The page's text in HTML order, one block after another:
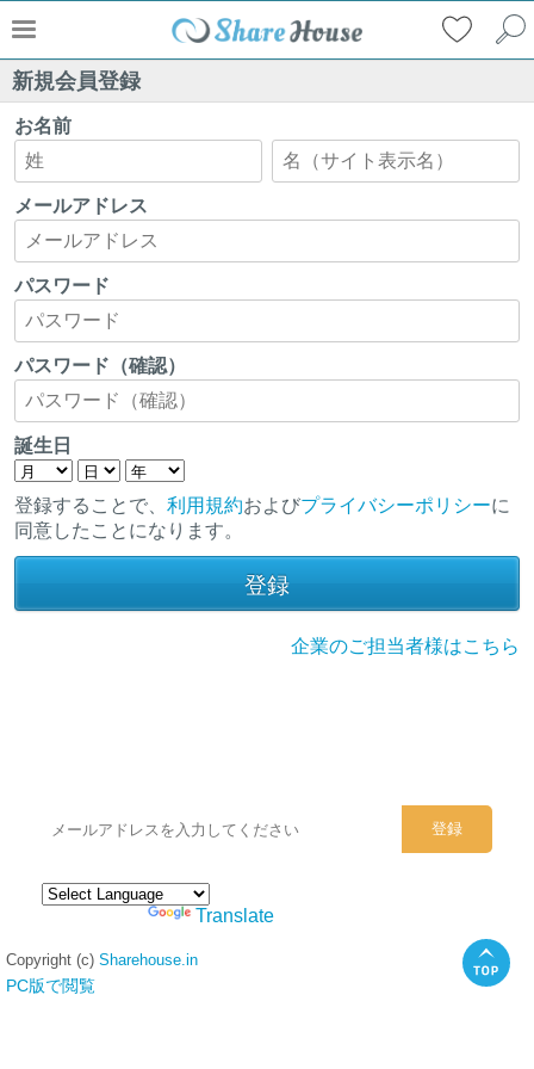
新規会員登録
お名前
メールアドレス
パスワード
パスワード（確認）
誕生日
登録することで、 利用規約およびプライバシーポリシーに
同意したことになります。
企業のご担当者様はこちら
Translate
Copyright (c) Sharehouse.in
PC版で閲覧